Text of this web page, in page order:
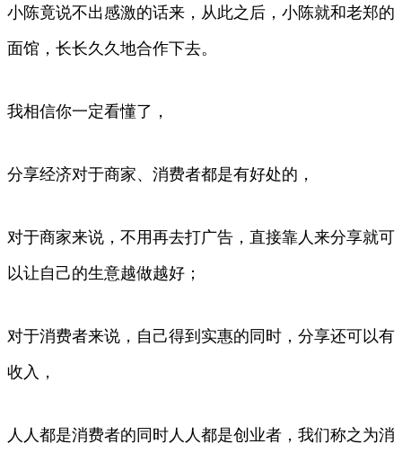
小陈竟说不出感激的话来，从此之后，小陈就和老郑的
面馆，长长久久地合作下去。
我相信你一定看懂了，
分享经济对于商家、消费者都是有好处的，
对于商家来说，不用再去打广告，直接靠人来分享就可
以让自己的生意越做越好；
对于消费者来说，自己得到实惠的同时，分享还可以有
收入，
人人都是消费者的同时人人都是创业者，我们称之为消